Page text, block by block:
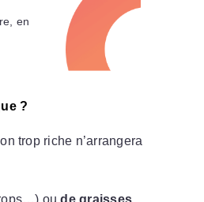
en
?
trop riche n’arrangera
oude graisses